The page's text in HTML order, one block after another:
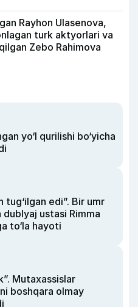
Rayhon Ulasenova,
turk aktyorlari va
Zebo Rahimova
yo‘l qurilishi bo‘yicha
tug‘ilgan edi”. Bir umr
ustasi Rimma
to‘la hayoti
Mutaxassislar
boshqara olmay